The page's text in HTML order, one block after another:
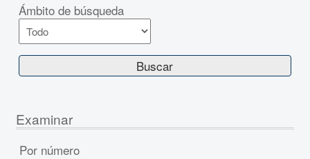
Ámbito de búsqueda
Examinar
Por número